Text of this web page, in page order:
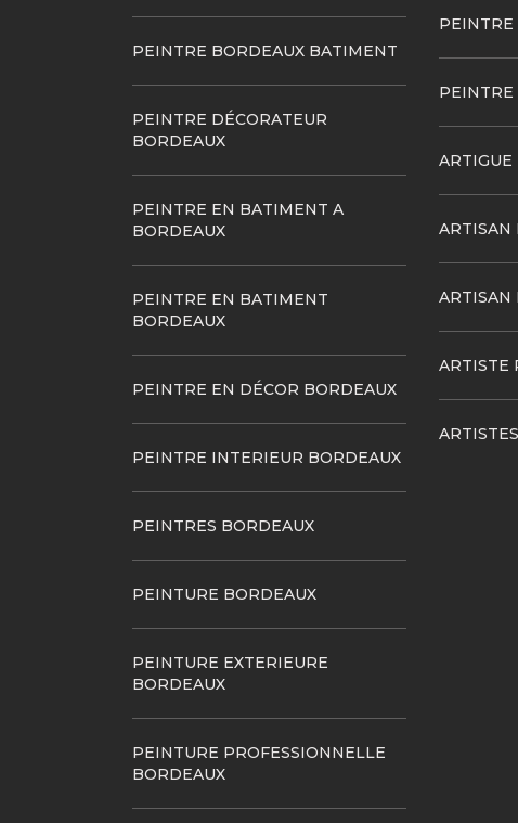
PEINTRE BORDEAUX BATIMENT
PEINTRE DÉCORATEUR
BORDEAUX
PEINTRE EN BATIMENT A
BORDEAUX
PEINTRE EN BATIMENT
BORDEAUX
PEINTRE EN DÉCOR BORDEAUX
PEINTRE INTERIEUR BORDEAUX
PEINTRES BORDEAUX
PEINTURE BORDEAUX
PEINTURE EXTERIEURE
BORDEAUX
PEINTURE PROFESSIONNELLE
BORDEAUX
PEINTRE
PEINTRE
ARTISAN
ARTISAN
ARTISTE